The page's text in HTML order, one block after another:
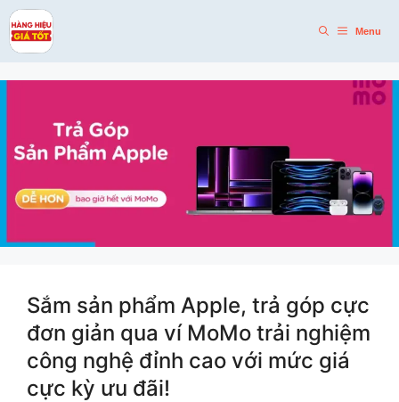
Skip
to
content
Menu
Sắm sản phẩm Apple, trả góp cực
đơn giản qua ví MoMo trải nghiệm
công nghệ đỉnh cao với mức giá
cực kỳ ưu đãi!